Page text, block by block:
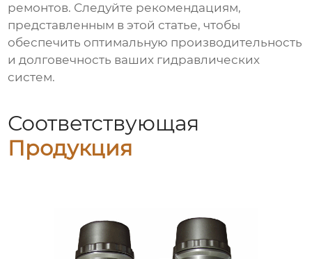
ремонтов. Следуйте рекомендациям,
представленным в этой статье, чтобы
обеспечить оптимальную производительность
и долговечность ваших гидравлических
систем.
Соответствующая
Продукция